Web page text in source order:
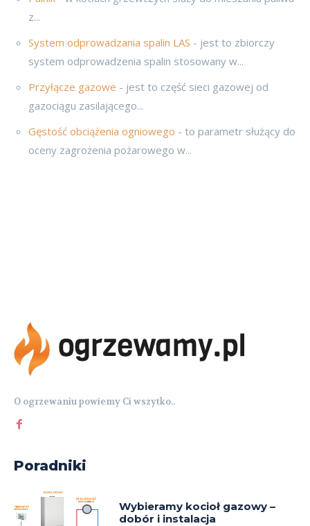
z...
System odprowadzania spalin LAS - jest to zbiorczy
system odprowadzenia spalin stosowany w...
Przyłącze gazowe - jest to część sieci gazowej od
gazociągu zasilającego...
Gęstość obciążenia ogniowego - to parametr służący do
oceny zagrożenia pożarowego w...
O ogrzewaniu powiemy Ci wszytko..
Poradniki
Wybieramy kocioł gazowy –
dobór i instalacja